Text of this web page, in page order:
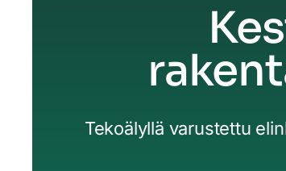
Tekoälyllä varustettu